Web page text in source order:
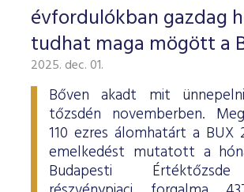
évfordulókban gazdag
tudhat maga mögött a
2025. dec. 01.
Bőven akadt mit
tőzsdén novemberben.
110 ezres álomhatárt a BUX
emelkedést mutatott a
Budapesti